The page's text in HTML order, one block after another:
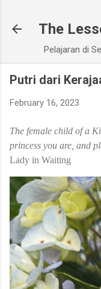
The
Pelajaran di
Putri dari
February 16, 2023
The female child of a
princess you are, and
Lady in Waiting